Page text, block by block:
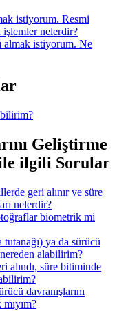
istiyorum. Resmi
işlemler nelerdir?
almak istiyorum. Ne
Geliştirme
ilgili Sorular
geri alınır ve süre
nelerdir?
biometrik mi
tutanağı) ya da sürücü
alabilirim?
alındı, süre bitiminde
davranışlarını